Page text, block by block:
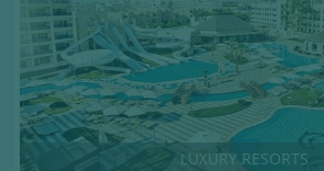
LUXURY RESORTS